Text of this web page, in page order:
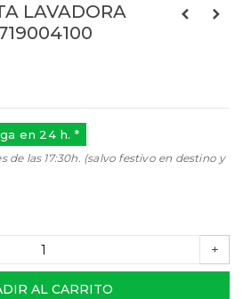
LAVADORA
en 24 h. *
de las 17:30h. (salvo festivo en destino y
+
AL CARRITO